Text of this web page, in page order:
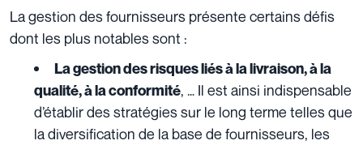
La gestion des fournisseurs présente certains défis
dont les plus notables sont :
La gestion des risques liés à la livraison, à la
qualité, à la conformité, … Il est ainsi indispensable
d’établir des stratégies sur le long terme telles que
la diversification de la base de fournisseurs, les